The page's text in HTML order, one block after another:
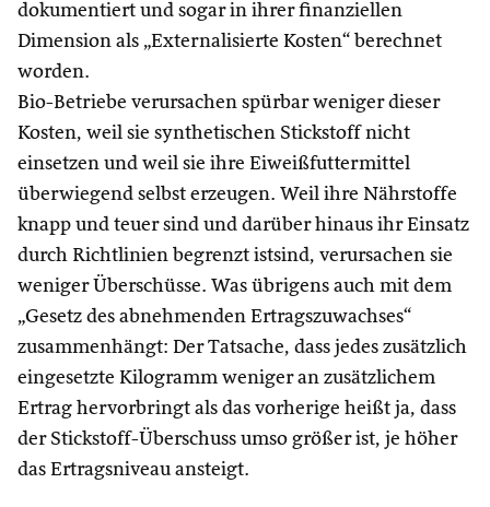
dokumentiert und sogar in ihrer finanziellen
Dimension als „Externalisierte Kosten“ berechnet
worden.
Bio-Betriebe verursachen spürbar weniger dieser
Kosten, weil sie synthetischen Stickstoff nicht
einsetzen und weil sie ihre Eiweißfuttermittel
überwiegend selbst erzeugen. Weil ihre Nährstoffe
knapp und teuer sind und darüber hinaus ihr Einsatz
durch Richtlinien begrenzt istsind, verursachen sie
weniger Überschüsse. Was übrigens auch mit dem
„Gesetz des abnehmenden Ertragszuwachses“
zusammenhängt: Der Tatsache, dass jedes zusätzlich
eingesetzte Kilogramm weniger an zusätzlichem
Ertrag hervorbringt als das vorherige heißt ja, dass
der Stickstoff-Überschuss umso größer ist, je höher
das Ertragsniveau ansteigt.